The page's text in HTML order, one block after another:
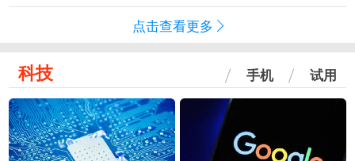
点击查看更多
科技 手机 试用